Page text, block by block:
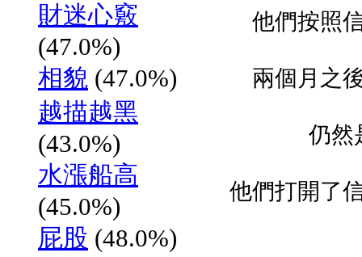
財迷心竅
(47.0%)
相貌 (47.0%)
越描越黑
(43.0%)
水漲船高
(45.0%)
屁股 (48.0%)
他們按照
兩個月之
仍然
他們打開了